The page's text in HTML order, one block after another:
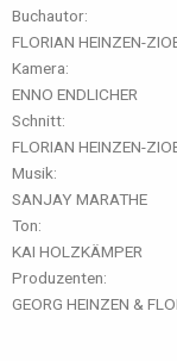
Buchautor:
FLORIAN HEINZEN-
Kamera:
ENNO ENDLICHER
Schnitt:
FLORIAN HEINZEN-
Musik:
SANJAY MARATHE
Ton:
KAI HOLZKÄMPER
Produzenten:
GEORG HEINZEN &